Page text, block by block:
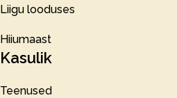
Liigu looduses
Hiiumaast
Kasulik
Teenused